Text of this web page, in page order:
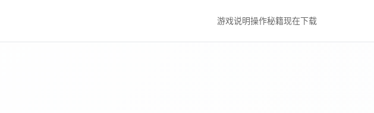
游戏说明操作秘籍现在下载